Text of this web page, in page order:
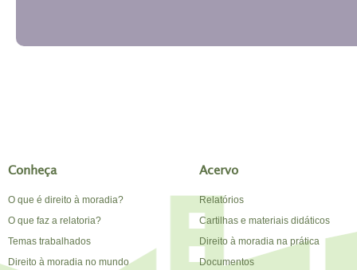
Conheça
O que é direito à moradia?
O que faz a relatoria?
Temas trabalhados
Direito à moradia no mundo
Acervo
Relatórios
Cartilhas e materiais didáticos
Direito à moradia na prática
Documentos